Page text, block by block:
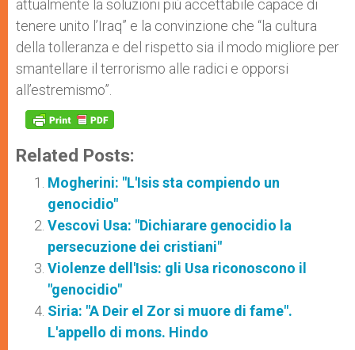
attualmente la soluzioni più accettabile capace di
tenere unito l’Iraq” e la convinzione che “la cultura
della tolleranza e del rispetto sia il modo migliore per
smantellare il terrorismo alle radici e opporsi
all’estremismo”.
Related Posts:
Mogherini: "L'Isis sta compiendo un
genocidio"
Vescovi Usa: "Dichiarare genocidio la
persecuzione dei cristiani"
Violenze dell'Isis: gli Usa riconoscono il
"genocidio"
Siria: "A Deir el Zor si muore di fame".
L'appello di mons. Hindo